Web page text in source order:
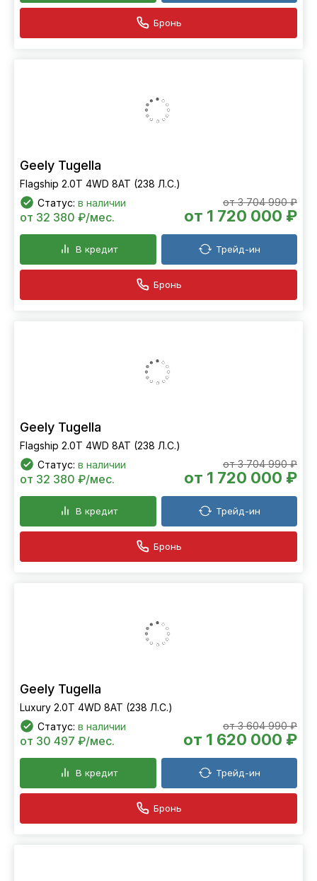
Бронь
Geely Tugella
Flagship 2.0T 4WD 8AT (238 Л.С.)
Статус: в наличии от 3 704 990 ₽
от 1 720 000 ₽
от 32 380 ₽/мес.
В кредит Трейд-ин
Бронь
Geely Tugella
Flagship 2.0T 4WD 8AT (238 Л.С.)
Статус: в наличии от 3 704 990 ₽
от 1 720 000 ₽
от 32 380 ₽/мес.
В кредит Трейд-ин
Бронь
Geely Tugella
Luxury 2.0T 4WD 8AT (238 Л.С.)
Статус: в наличии от 3 604 990 ₽
от 1 620 000 ₽
от 30 497 ₽/мес.
В кредит Трейд-ин
Бронь